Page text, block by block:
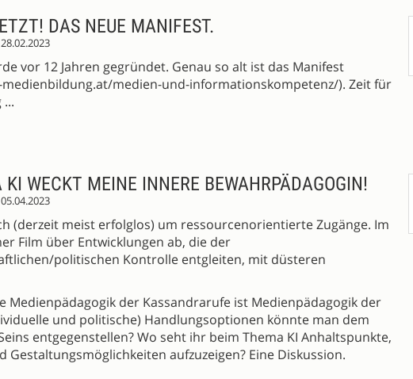
DAS NEUE MANIFEST.
vor 12 Jahren gegründet. Genau so alt ist das Manifest
medien-und-informationskompetenz/). Zeit für
WECKT MEINE INNERE BEWAHRPÄDAGOGIN!
(derzeit meist erfolglos) um ressourcenorientierte Zugänge. Im
Film über Entwicklungen ab, die der
politischen Kontrolle entgleiten, mit düsteren
Medienpädagogik der Kassandrarufe ist Medienpädagogik der
und politische) Handlungsoptionen könnte man dem
entgegenstellen? Wo seht ihr beim Thema KI Anhaltspunkte,
Gestaltungsmöglichkeiten aufzuzeigen? Eine Diskussion.